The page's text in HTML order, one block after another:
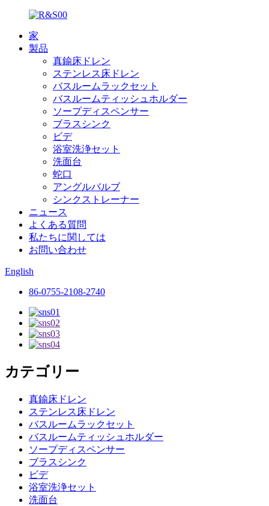
家
製品
真鍮床ドレン
ステンレス床ドレン
バスルームラックセット
バスルームティッシュホルダー
ソープディスペンサー
ブラスシンク
ビデ
浴室洗浄セット
洗面台
蛇口
アングルバルブ
シンクストレーナー
ニュース
よくある質問
私たちに関しては
お問い合わせ
English
86-0755-2108-2740
カテゴリー
真鍮床ドレン
ステンレス床ドレン
バスルームラックセット
バスルームティッシュホルダー
ソープディスペンサー
ブラスシンク
ビデ
浴室洗浄セット
洗面台